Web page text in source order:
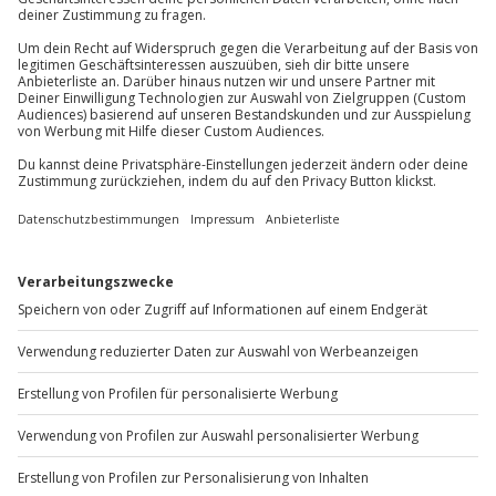
Teilnehmer
Gutschein gültig für 1 Person
außer an bundesweiten Feiertagen:
Mo-Fr: 8-20 Uhr | Sa: 10-16 Uhr
Du möchtest als Firma bestellen?
Sichere Dir attraktive Firmenkunden Vorteile.
Mo-Fr: 9-17 Uhr
b2b@jochen-schweizer.de
www.b2b.jochen-schweizer.de/
Artikelnummer:61270